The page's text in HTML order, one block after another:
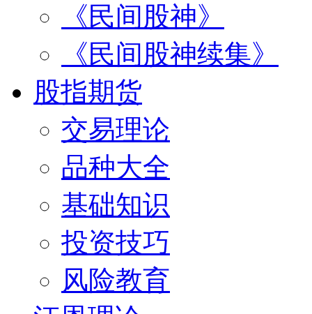
《民间股神》
《民间股神续集》
股指期货
交易理论
品种大全
基础知识
投资技巧
风险教育